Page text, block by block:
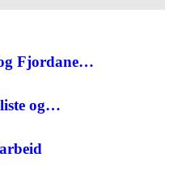
Fjordane…
og…